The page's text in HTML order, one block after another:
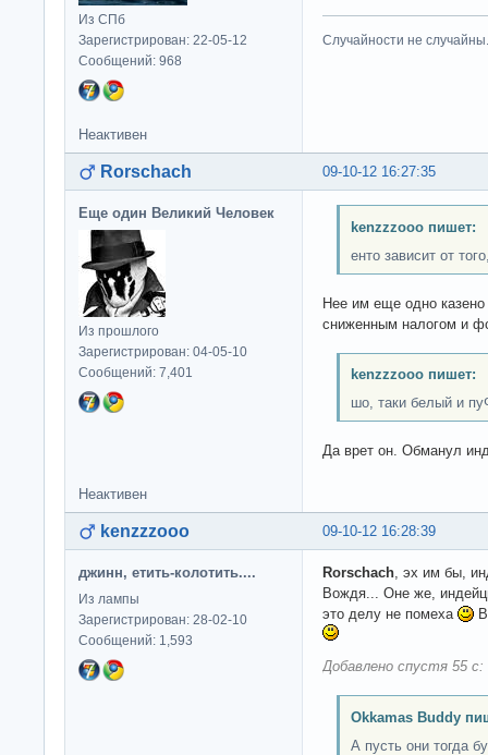
Из СПб
Зарегистрирован: 22-05-12
Сообщений: 968
Случайности не случайны.
Неактивен
09-10-12 16:27:35
Rorschach
Еще один Великий Человек
Из прошлого
Зарегистрирован: 04-05-10
Сообщений: 7,401
kenzzzooo пишет:
енто зависит от
Нее им еще одно
сниженным налогом и
kenzzzooo пишет:
шо, таки белый и
Да врет он. Обманул
Неактивен
09-10-12 16:28:39
kenzzzooo
джинн, етить-колотить....
Из лампы
Зарегистрирован: 28-02-10
Сообщений: 1,593
Rorschach, эх им бы,
Вождя... Оне же,
это делу не помеха
Добавлено спустя 55 с:
Okkamas Buddy
А пусть они тогда